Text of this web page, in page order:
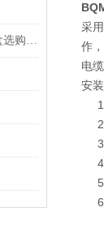
网络机盒什么牌子好 网络机盒选购技巧析读
采
作
电
安
1.
2.
3.
4.
5.
6.